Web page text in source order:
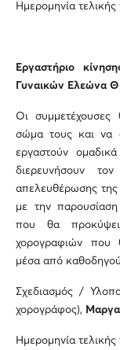
Ημερομηνία
Εργαστήριο
Γυναικών Ελεώνα
Οι συμμετέχουσες
σώμα τους και να
εργαστούν
διερευνήσουν
απελευθέρωσης
με την παρουσίαση
που θα
χορογραφιών που
μέσα από
Σχεδιασμός /
χορογράφος),
Ημερομηνία